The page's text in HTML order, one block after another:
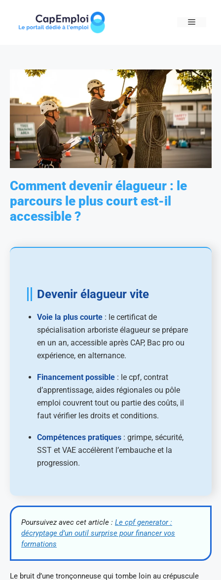
content
MENU
Comment devenir élagueur : le
parcours le plus court est-il
accessible ?
Devenir élagueur vite
Voie la plus courte : le certificat de
spécialisation arboriste élagueur se prépare
en un an, accessible après CAP, Bac pro ou
expérience, en alternance.
Financement possible : le cpf, contrat
d’apprentissage, aides régionales ou pôle
emploi couvrent tout ou partie des coûts, il
faut vérifier les droits et conditions.
Compétences pratiques : grimpe, sécurité,
SST et VAE accélèrent l’embauche et la
progression.
Poursuivez avec cet article : Le cpf generator :
décryptage d’un outil surprise pour financer vos
formations
Le bruit d’une tronçonneuse qui tombe loin au crépuscule